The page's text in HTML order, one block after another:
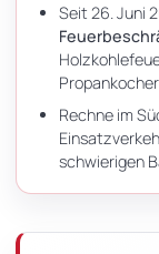
Seit 26. Juni
Rechne im
schwierigen